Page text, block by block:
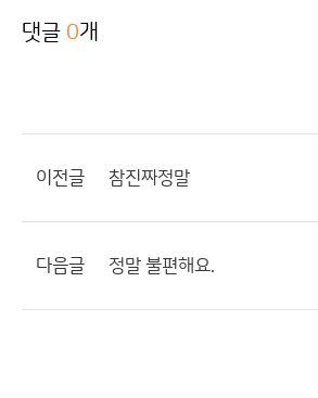
댓글 0개
이전글 참진짜정말
다음글 정말 불편해요.